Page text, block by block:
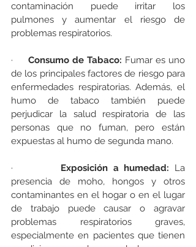
contaminación puede irritar los
pulmones y aumentar el riesgo de
problemas respiratorios.
· Consumo de Tabaco: Fumar es uno
de los principales factores de riesgo para
enfermedades respiratorias. Además, el
humo de tabaco también puede
perjudicar la salud respiratoria de las
personas que no fuman, pero están
expuestas al humo de segunda mano.
· Exposición a humedad: La
presencia de moho, hongos y otros
contaminantes en el hogar o en el lugar
de trabajo puede causar o agravar
problemas respiratorios graves,
especialmente en pacientes que tienen